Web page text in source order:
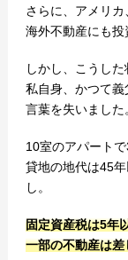
さらに、アメリ
海外不動産にも投
しかし、こうした
私自身、かつて義
言葉を失いました
10室のアパートで
貸地の地代は45
し。
固定資産税は5年
一部の不動産は差